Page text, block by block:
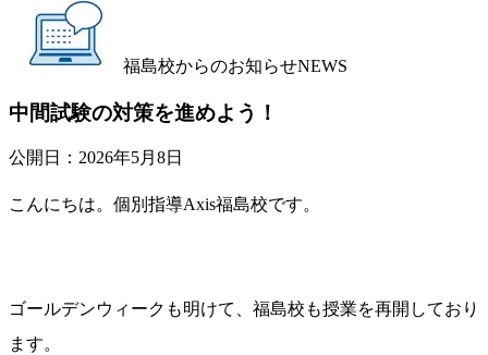
福島校からのお知らせNEWS
中間試験の対策を進めよう！
公開日： 2026年5月8日
こんにちは。個別指導Axis福島校です。
ゴールデンウィークも明けて、福島校も授業を再開しており
ます。